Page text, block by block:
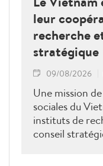
leur
recherche
stratégique
09/08/2026
Une mission
sociales du
instituts de
conseil